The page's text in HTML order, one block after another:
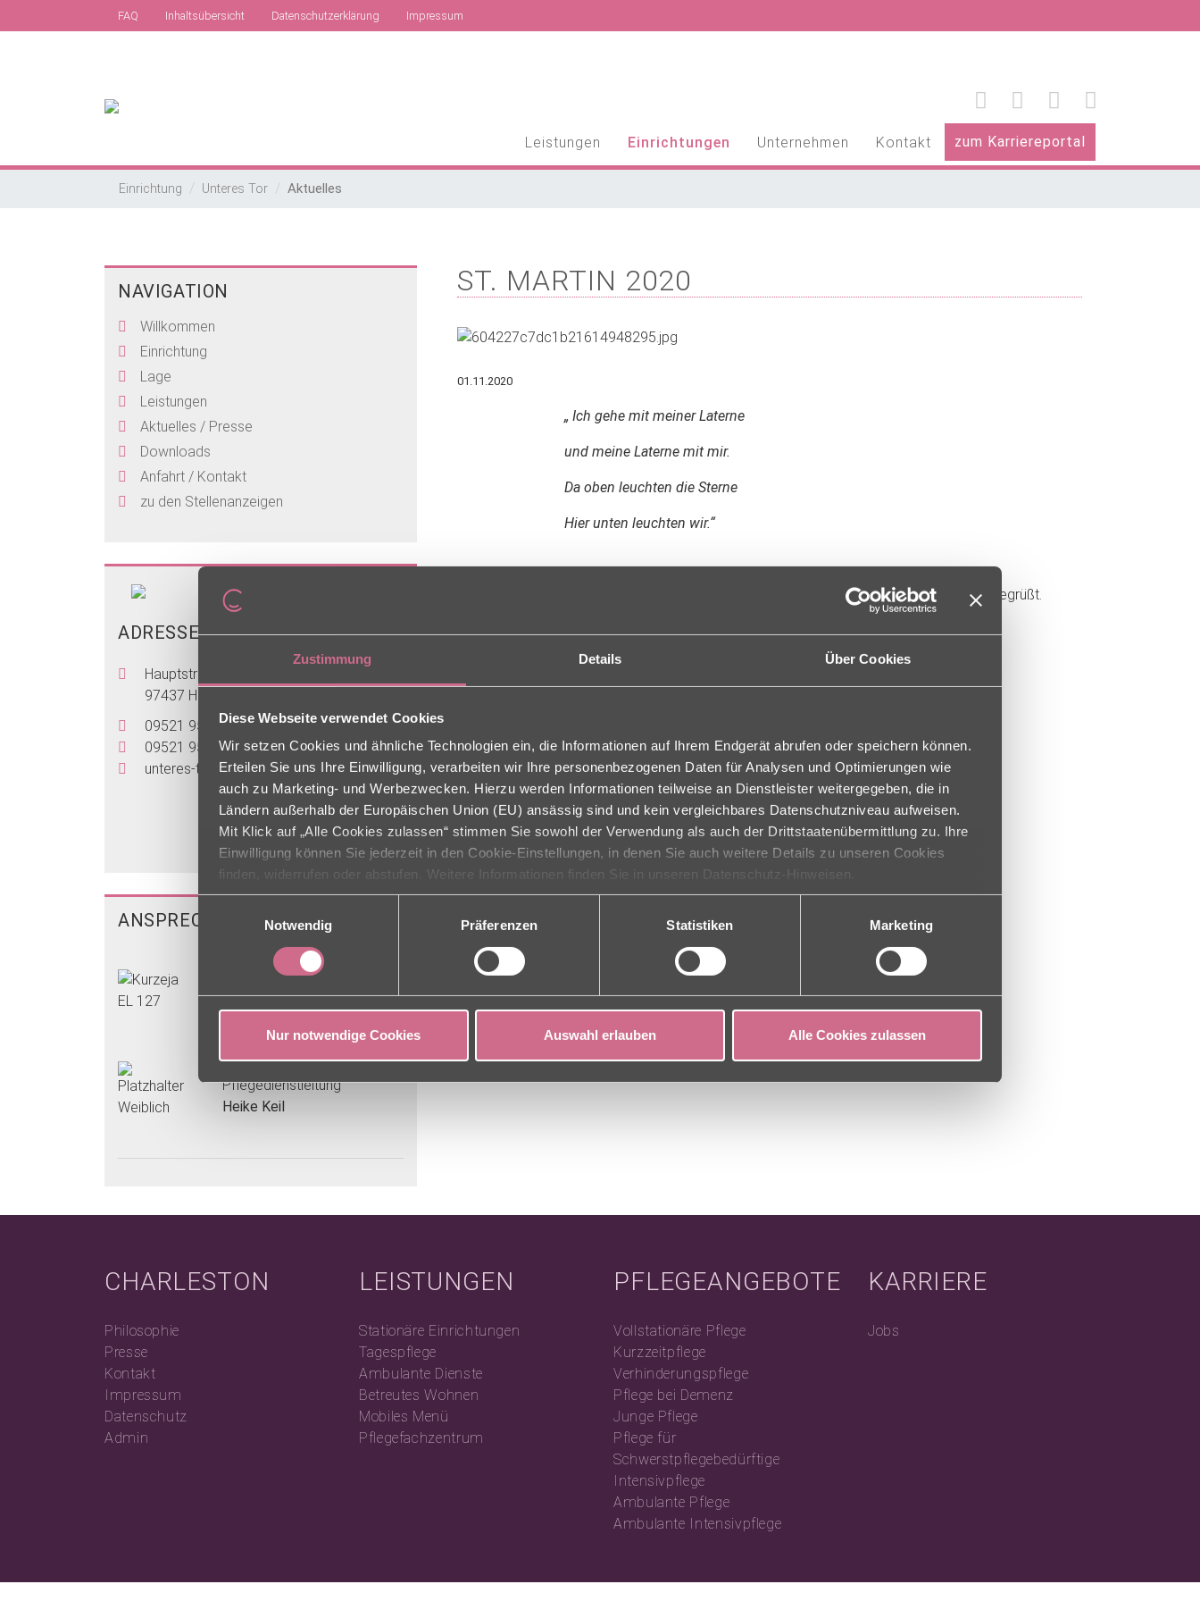
Zustimmung Details Über Cookies
Diese Webseite verwendet Cookies
Wir setzen Cookies und ähnliche Technologien ein, die Informationen auf Ihrem Endgerät abrufen oder speichern können.
Erteilen Sie uns Ihre Einwilligung, verarbeiten wir Ihre personenbezogenen Daten für Analysen und Optimierungen wie
auch zu Marketing- und Werbezwecken. Hierzu werden Informationen teilweise an Dienstleister weitergegeben, die in
Ländern außerhalb der Europäischen Union (EU) ansässig sind und kein vergleichbares Datenschutzniveau aufweisen.
Mit Klick auf „Alle Cookies zulassen“ stimmen Sie sowohl der Verwendung als auch der Drittstaatenübermittlung zu. Ihre
Einwilligung können Sie jederzeit in den Cookie-Einstellungen, in denen Sie auch weitere Details zu unseren Cookies
finden, widerrufen oder abstufen. Weitere Informationen finden Sie in unseren Datenschutz-Hinweisen.
Notwendig
Präferenzen Statistiken Marketing
Nur notwendige Cookies Auswahl erlauben Alle Cookies zulassen
FAQ Inhaltsübersicht Datenschutzerklärung Impressum
Leistungen Einrichtungen Unternehmen Kontakt zum Karriereportal
Einrichtung Unteres Tor Aktuelles
NAVIGATION
Willkommen
Einrichtung
Lage
Leistungen
Aktuelles / Presse
Downloads
Anfahrt / Kontakt
zu den Stellenanzeigen
ADRESSE
Hauptstraße 75
97437 Haßfurt
09521 95400
09521 9540305
unteres-tor
[at]charleston [dot] de
ANSPRECHPARTNER
Einrichtungsleitung
Yvonne Kurzeja
Pflegedienstleitung
Heike Keil
ST. MARTIN 2020
01.11.2020
„ Ich gehe mit meiner Laterne
und meine Laterne mit mir.
Da oben leuchten die Sterne
Hier unten leuchten wir.“
Mit diesem Lied haben die Kinder aus dem St. Barbara Kindergarten unsere Bewohner begrüßt.
Mit selbstgebastelten Laternen haben sie den Bewohnern ein Lichtlein gebracht.
CHARLESTON
Philosophie
Presse
Kontakt
Impressum
Datenschutz
Admin
LEISTUNGEN
Stationäre Einrichtungen
Tagespflege
Ambulante Dienste
Betreutes Wohnen
Mobiles Menü
Pflegefachzentrum
PFLEGEANGEBOTE
Vollstationäre Pflege
Kurzzeitpflege
Verhinderungspflege
Pflege bei Demenz
Junge Pflege
Pflege für
Schwerstpflegebedürftige
Intensivpflege
Ambulante Pflege
Ambulante Intensivpflege
KARRIERE
Jobs